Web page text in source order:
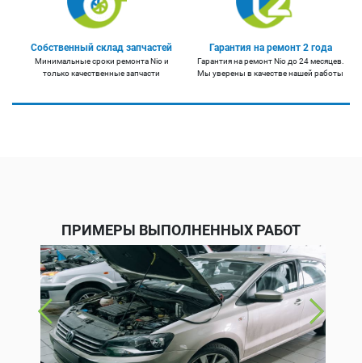
Собственный склад запчастей
Минимальные сроки ремонта Nio и
только качественные запчасти
Гарантия на ремонт 2 года
Гарантия на ремонт Nio до 24 месяцев.
Мы уверены в качестве нашей работы
ПРИМЕРЫ ВЫПОЛНЕННЫХ РАБОТ